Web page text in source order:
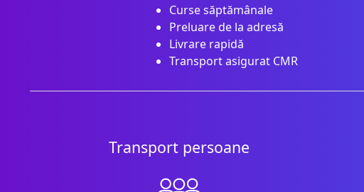
Curse săptămânale
Preluare de la adresă
Livrare rapidă
Transport asigurat CMR
Transport persoane